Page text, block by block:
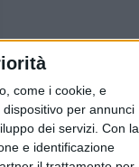
come i cookie, e
per annunci
dei servizi. Con la
e identificazione